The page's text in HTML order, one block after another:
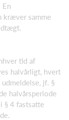
kræver samme
tid af
halvårligt, hvert
jf. §
halvårsperiode
§ 4 fastsatte